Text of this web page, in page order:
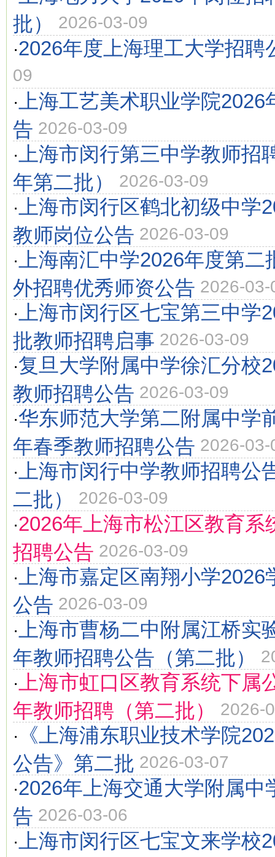
批）
2026-03-09
·2026年度上海理工大学招聘
09
·
上海工艺美术职业学院
告 2026-03-09
·
上海市闵行第三中学教师招
年第二批）
2026-03-09
·
上海市闵行区鹤北初级中学
教师岗位公告 2026-03-09
·
上海南汇中学2026年度第
外招聘优秀师资公告 2026-03-
·
上海市闵行区七宝第三中学
批教师招聘启事 2026-03-09
·复旦大学附属中学徐汇分校
教师招聘公告 2026-03-09
·华东师范大学第二附属中学
年春季教师招聘公告 2026-03-
·
上海市闵行中学教师招聘公
二批）
2026-03-09
·2026年上海市松江区教育系
招聘公告 2026-03-09
·
上海市嘉定区南翔小学
公告 2026-03-09
·
上海市曹杨二中附属江桥实
年教师招聘公告（第二批）
·
上海市虹口区教育系统下属
年教师招聘（第二批）
2026-
·
《上海浦东职业技术学院
公告》第二批 2026-03-07
·2026年上海交通大学附属中
告 2026-03-06
·
上海市闵行区七宝文来学校